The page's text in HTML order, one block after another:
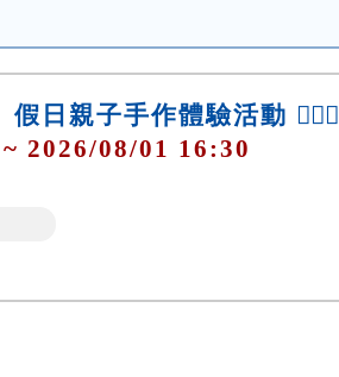
日親子手作體驗活動 👷🏻‍♀️
2026/08/01 16:30